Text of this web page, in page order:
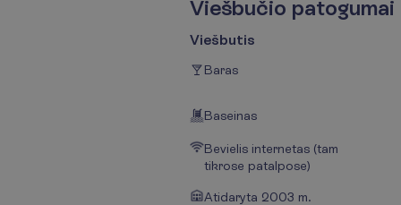
Viešbučio patogumai
Viešbutis
Baras
Baseinas
Bevielis internetas (tam
tikrose patalpose)
Atidaryta 2003 m.